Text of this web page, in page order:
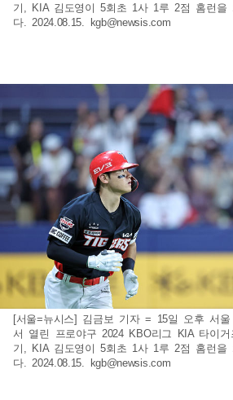
기, KIA 김도영이 5회초 1사 1루 2점 홈런을
다. 2024.08.15. kgb@newsis.com
[서울=뉴시스] 김금보 기자 = 15일 오후 서울
서 열린 프로야구 2024 KBO리그 KIA 타이
기, KIA 김도영이 5회초 1사 1루 2점 홈런을
다. 2024.08.15.
kgb@newsis.com